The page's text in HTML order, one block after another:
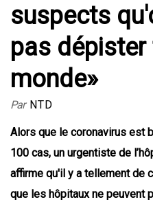
suspects
pas
monde»
Par NTD
Alors que le coronavirus est
100 cas, un urgentiste de
affirme qu'il y a tellement de
que les hôpitaux ne peuvent